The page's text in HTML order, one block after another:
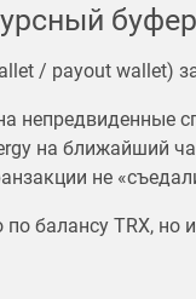
/ payout wallet)
непредвиденные
на ближайший
не
балансу TRX, но